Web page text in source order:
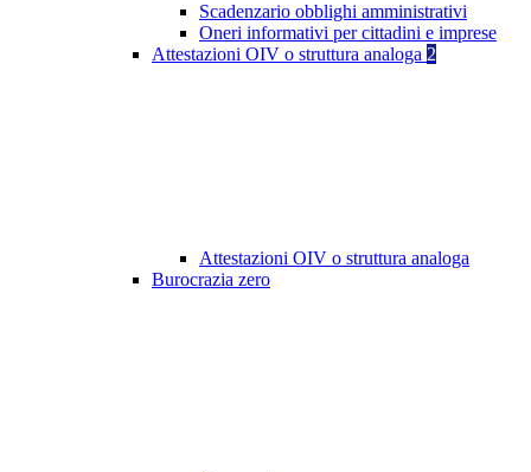
Scadenzario obblighi amministrativi
Oneri informativi per cittadini e imprese
Attestazioni OIV o struttura analoga 2
Attestazioni OIV o struttura analoga
Burocrazia zero